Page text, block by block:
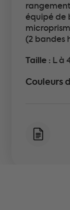
équipé de
(2 bandes
Taille : L à
Couleurs